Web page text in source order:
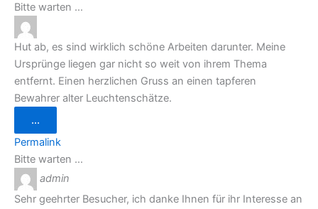
Bitte warten …
Hut ab, es sind wirklich schöne Arbeiten darunter. Meine
Ursprünge liegen gar nicht so weit von ihrem Thema
entfernt. Einen herzlichen Gruss an einen tapferen
Bewahrer alter Leuchtenschätze.
...
Metabox
ein-/ausblenden.
Permalink
Bitte warten …
admin
Sehr geehrter Besucher, ich danke Ihnen für ihr Interesse an